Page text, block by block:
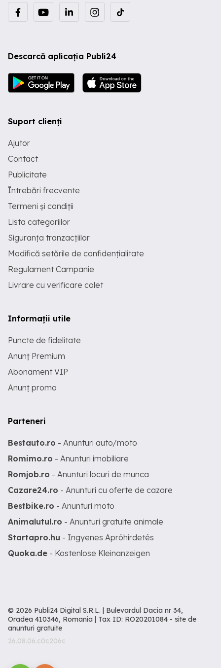
Descarcă aplicația Publi24
Suport clienți
Ajutor
Contact
Publicitate
Întrebări frecvente
Termeni și condiții
Lista categoriilor
Siguranța tranzacțiilor
Modifică setările de confidențialitate
Regulament Campanie
Livrare cu verificare colet
Informații utile
Puncte de fidelitate
Anunț Premium
Abonament VIP
Anunț promo
Parteneri
Bestauto.ro - Anunturi auto/moto
Romimo.ro - Anunturi imobiliare
Romjob.ro - Anunturi locuri de munca
Cazare24.ro - Anunturi cu oferte de cazare
Bestbike.ro - Anunturi moto
Animalutul.ro - Anunturi gratuite animale
Startapro.hu - Ingyenes Apróhirdetés
Quoka.de - Kostenlose Kleinanzeigen
© 2026 Publi24 Digital S.R.L. | Bulevardul Dacia nr 34,
Oradea 410346, Romania | Tax ID: RO20201084 - site de
anunturi gratuite
26.08.06.c0c206c